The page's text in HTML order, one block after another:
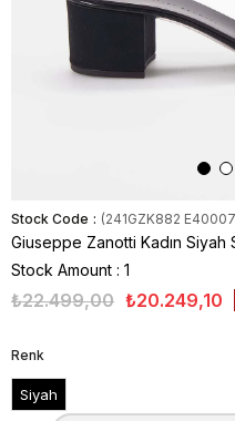
Stock Code (241GZK882
Giuseppe Zanotti Kadın Siyah
Stock Amount : 1
₺22.499,00 ₺20.249,10
Renk
Siyah